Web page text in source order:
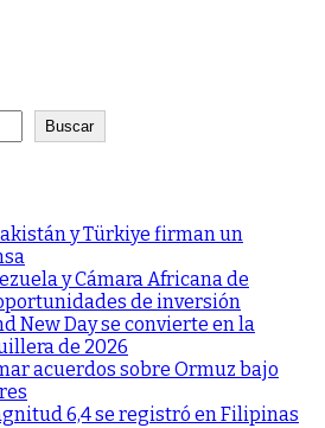
Buscar
y Türkiye firman un
y Cámara Africana de
de inversión
New Day se convierte en la
de 2026
acuerdos sobre Ormuz bajo
6,4 se registró en Filipinas